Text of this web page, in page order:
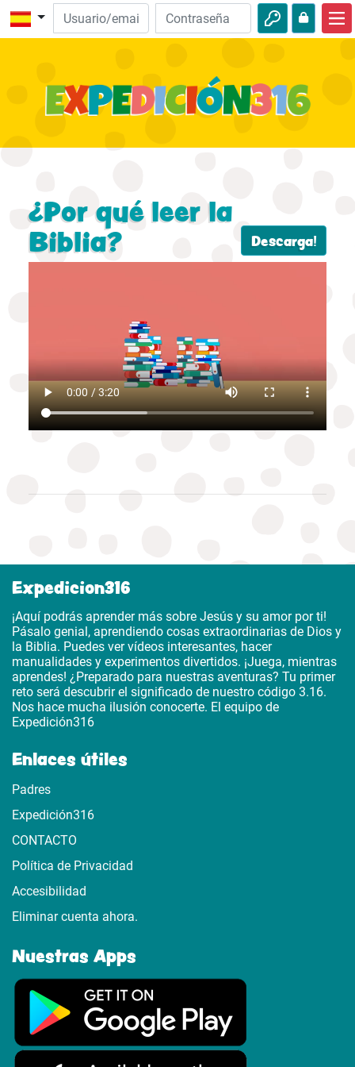
Descubre la Biblia
Aventuras
¿Por qué leer la
Biblia? Descarga!
Expedicion316
¡Aquí podrás aprender más sobre Jesús y su amor por ti!
Pásalo genial, aprendiendo cosas extraordinarias de Dios y
la Biblia. Puedes ver vídeos interesantes, hacer
manualidades y experimentos divertidos. ¡Juega, mientras
aprendes! ¿Preparado para nuestras aventuras? Tu primer
reto será descubrir el significado de nuestro código 3.16.
Nos hace mucha ilusión conocerte. El equipo de
Expedición316
Enlaces útiles
Padres
Expedición316
CONTACTO
Política de Privacidad
Accesibilidad
Eliminar cuenta ahora.
Nuestras Apps